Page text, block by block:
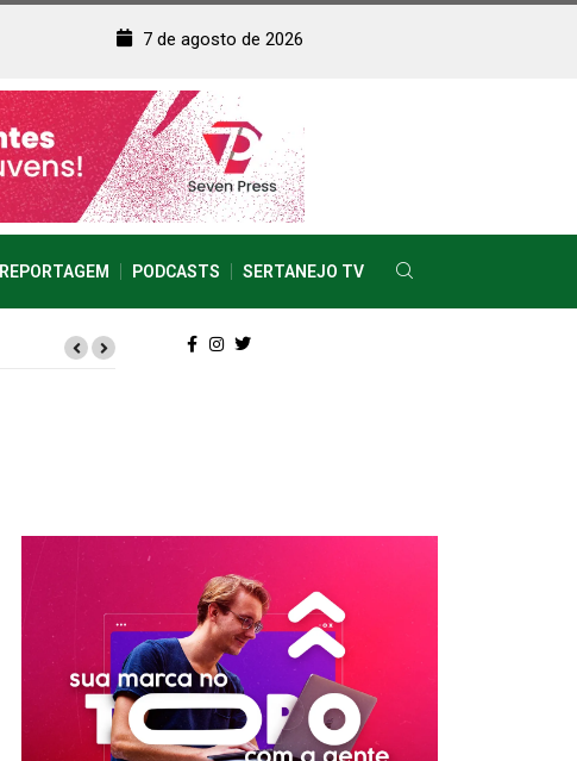
7 de agosto de 2026
REPORTAGEM PODCASTS SERTANEJO TV